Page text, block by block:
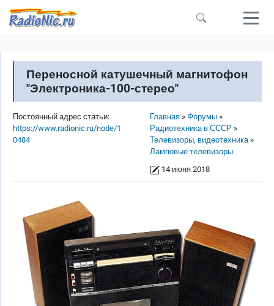
Перейти к основному содержанию
Переносной катушечный магнитофон
"Электроника-100-стерео"
Строка навигации
Главная
Форумы
Радиотехника в СССР
Телевизоры, видеотехника
Ламповые телевизоры
14 июня 2018
Постоянный адрес статьи:
https://www.radionic.ru/node/1
0484